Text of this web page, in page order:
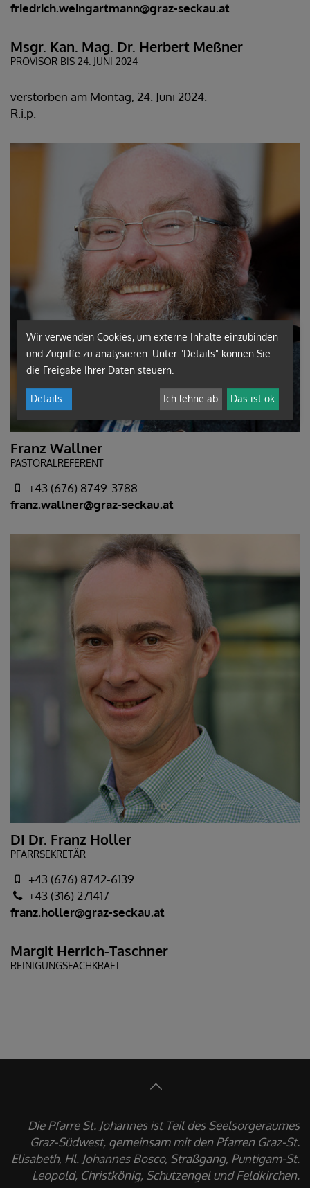
friedrich.weingartmann@graz-seckau.at
Msgr. Kan. Mag. Dr. Herbert Meßner
PROVISOR BIS 24. JUNI 2024
verstorben am Montag, 24. Juni 2024.
R.i.p.
Franz Wallner
PASTORALREFERENT
+43 (676) 8749-3788
franz.wallner@graz-seckau.at
DI Dr. Franz Holler
PFARRSEKRETÄR
+43 (676) 8742-6139
+43 (316) 271417
franz.holler@graz-seckau.at
Margit Herrich-Taschner
REINIGUNGSFACHKRAFT
Die Pfarre St. Johannes ist Teil des Seelsorgeraumes
Graz-Südwest, gemeinsam mit den Pfarren Graz-St.
Elisabeth, Hl. Johannes Bosco, Straßgang, Puntigam-St.
Leopold, Christkönig, Schutzengel und Feldkirchen.
Wir verwenden Cookies, um externe Inhalte einzubinden
und Zugriffe zu analysieren. Unter "Details" können Sie
die Freigabe Ihrer Daten steuern.
Details Ich lehne ab Das ist ok